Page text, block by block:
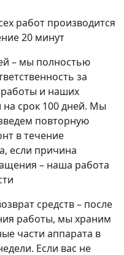
работ производится
20 минут
– мы полностью
за
и наших
на срок 100 дней. Мы
повторную
в течение
если причина
– наша работа
средств – после
работы, мы храним
части аппарата в
Если вас не